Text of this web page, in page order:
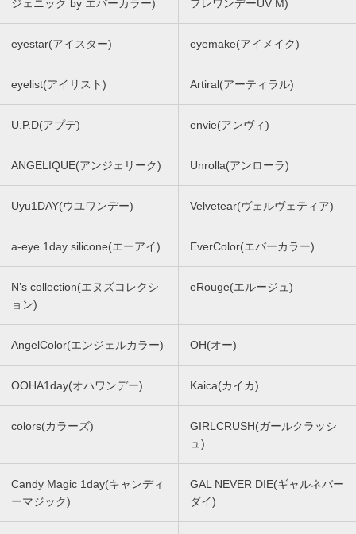
ジェニック by エバーカラー) フレワンデーUV M)
eyestar(アイスター) eyemake(アイメイク)
eyelist(アイリスト) Artiral(アーティラル)
U.P.D(アプデ) envie(アンヴィ)
ANGELIQUE(アンジェリーク) Unrolla(アンローラ)
Uyu1DAY(ウユワンデー) Velvetear(ヴェルヴェティア)
a-eye 1day silicone(エーアイ) EverColor(エバーカラー)
N’s collection(エヌズコレクシ
ョン)
eRouge(エルージュ)
AngelColor(エンジェルカラー) OH(オー)
OOHA1day(オハワンデー) Kaica(カイカ)
colors(カラーズ)
GIRLCRUSH(ガールクラッシ
ュ)
Candy Magic 1day(キャンディ
ーマジック)
GAL NEVER DIE(ギャルネバー
ダイ)